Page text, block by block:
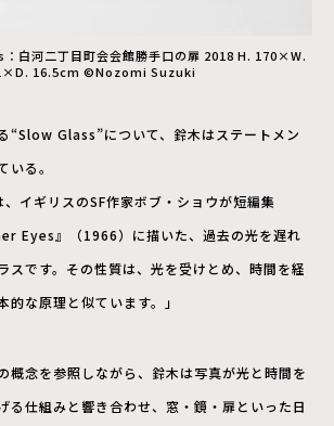
白河二丁目町会会館勝手口の扉 2018 H. 170×W.
16.5cm ©Nozomi Suzuki
“Slow Glass”について、鈴木はステートメン
いる。
イギリスのSF作家ボブ・ショウが短編集
Eyes』（1966）に描いた、過去の光を遅れ
スです。その性質は、光を受けとめ、時間を経
的な原理と似ています。」
概念を参照しながら、鈴木は写真が光と時間を
る仕組みと響き合わせ、窓・鏡・扉といった日